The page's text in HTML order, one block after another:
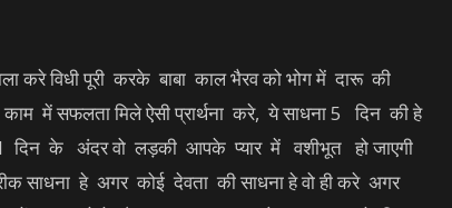
करे विधी पूरी करके बाबा काल भैरव को भोग में दारू की
सफलता मिले ऐसी प्रार्थना करे, ये साधना 5 दिन की हे
दिन के अंदर वो लड़की आपके प्यार में वशीभूत हो जाएगी
साधना हे अगर कोई देवता की साधना हे वो ही करे अगर